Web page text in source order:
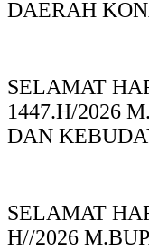
DAERAH
SELAMAT
1447.H/2026
DAN
SELAMAT
H//2026